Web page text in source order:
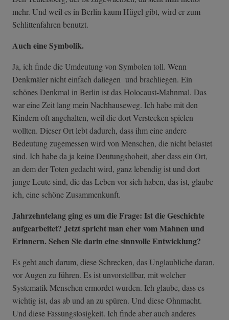
mehr. Und weil es in Berlin kaum Hügel gibt, wird er zum
Schlittenfahren benutzt.
Auch eine Symbolik.
Ja, ich finde die Umdeutung von Symbolen toll. Wenn
Denkmäler nicht einfach daliegen und brachliegen. Ein
schönes Denkmal in Berlin ist das Holocaust-Mahnmal. Das
war eine Zeit lang mein Nachhauseweg. Ich habe mit den
Kindern oft angehalten, weil die dort Verstecken spielen
wollten. Dieser Ort lebt dadurch, dass ihm eine andere
Bedeutung zugemessen wird von Menschen, die nicht belastet
sind. Ich habe da ja keine Deutungshoheit, aber dass ein Ort,
an dem der Toten gedacht wird, ganz lebendig ist und dort
junge Leute sind, die das Leben vor sich haben, das ist, glaube
ich, eine schöne Zusammenkunft.
Jahrzehntelang ging es um die Frage: Ist die Geschichte
aufgearbeitet? Jetzt spricht man eher vom Mahnen und
Erinnern. Sehen Sie darin eine sinnvolle Entwicklung?
Es geht auch darum, diese Schrecken, das Unglaubliche daran,
vor Augen zu führen. Es ist unvorstellbar, mit welcher
Systematik Menschen ermordet wurden. Ich glaube, dass es
wichtig ist, das ab und an zu spüren. Und diese Ohnmacht.
Und diese Fassungslosigkeit. Ich finde aber auch anderes